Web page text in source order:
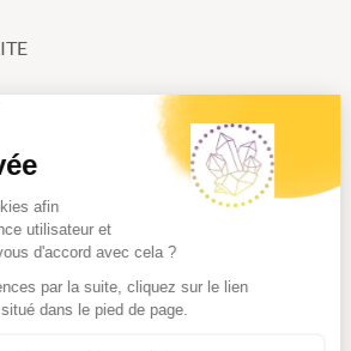
afin
utilisateur et
d'accord avec cela ?
par la suite, cliquez sur le lien
situé dans le pied de page.